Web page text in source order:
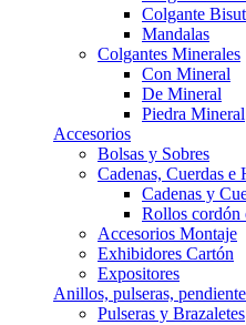
Colgante
Mandalas
Colgantes Minerales
Con Mineral
De Mineral
Piedra Mineral
Accesorios
Bolsas y Sobres
Cadenas, Cuerdas e
Cadenas y
Rollos cordón
Accesorios Montaje
Exhibidores Cartón
Expositores
Anillos, pulseras,
Pulseras y Brazaletes